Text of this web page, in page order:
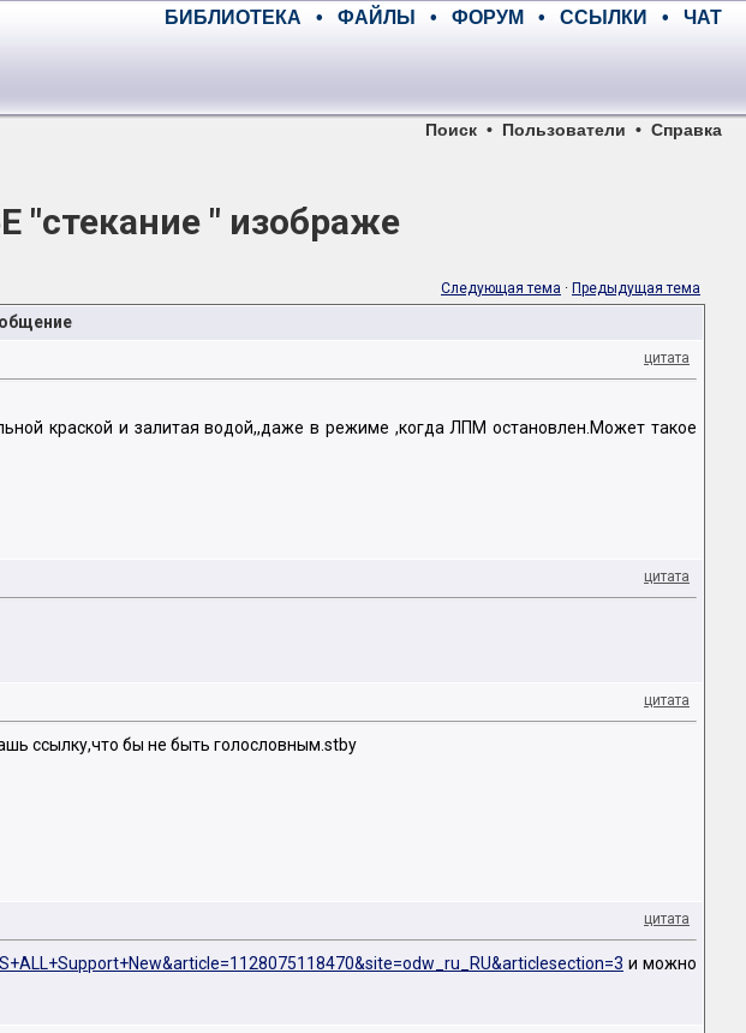
БИБЛИОТЕКА • ФАЙЛЫ • ФОРУМ • ССЫЛКИ • ЧАТ
Поиск • Пользователи • Справка
"стекание " изображе
Следующая тема · Предыдущая тема
цитата
краской и залитая водой,,даже в режиме ,когда ЛПМ остановлен.Может такое
цитата
цитата
ссылку,что бы не быть голословным.stby
цитата
и можно